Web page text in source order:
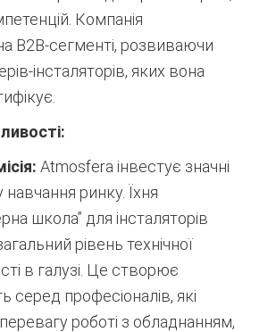
Компанія
B2B-сегменті, розвиваючи
інсталяторів, яких вона
Atmosfera інвестує значні
навчання ринку. Їхня
школа” для інсталяторів
рівень технічної
в галузі. Це створює
серед професіоналів, які
роботі з обладнанням,